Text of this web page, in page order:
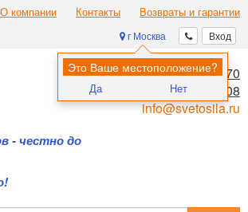
О компании Контакты Возвраты и гарантии
Вход
г Москва
Это Ваше местоположение?
Да Нет
- честно до
8 (495) 970-00-70
8 (800) 700-11-08
info@svetosila.ru